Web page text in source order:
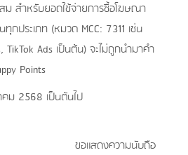
ม สำหรับยอดใช้จ่ายการซื้อโฆษณา
กประเภท (หมวด MCC: 7311 เช่น
TikTok Ads เป็นต้น) จะไม่ถูกนำมาคำ
Points
ม 2568 เป็นต้นไป
ขอแสดงความนับถือ